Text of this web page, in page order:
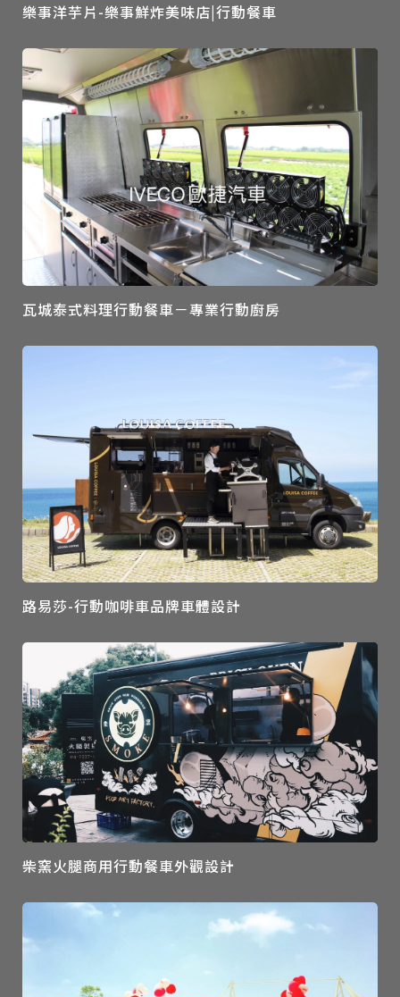
樂事洋芋片-樂事鮮炸美味店|行動餐車
瓦城泰式料理行動餐車－專業行動廚房
路易莎-行動咖啡車品牌車體設計
柴窯火腿商用行動餐車外觀設計